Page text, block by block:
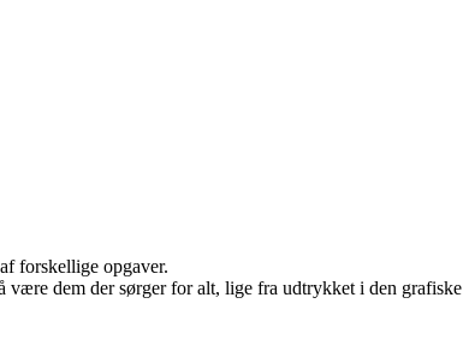
forskellige opgaver.
være dem der sørger for alt, lige fra udtrykket i den